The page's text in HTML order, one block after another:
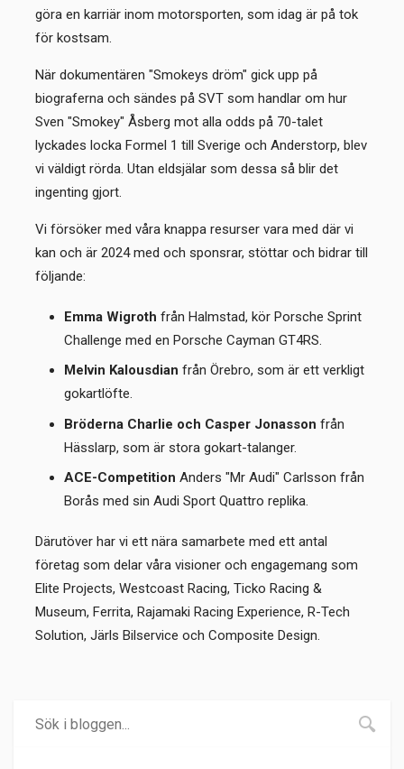
göra en karriär inom motorsporten, som idag är på tok
för kostsam.
När dokumentären "Smokeys dröm" gick upp på
biograferna och sändes på SVT som handlar om hur
Sven "Smokey" Åsberg mot alla odds på 70-talet
lyckades locka Formel 1 till Sverige och Anderstorp, blev
vi väldigt rörda. Utan eldsjälar som dessa så blir det
ingenting gjort.
Vi försöker med våra knappa resurser vara med där vi
kan och är 2024 med och sponsrar, stöttar och bidrar till
följande:
Emma Wigroth från Halmstad, kör Porsche Sprint
Challenge med en Porsche Cayman GT4RS.
Melvin Kalousdian från Örebro, som är ett verkligt
gokartlöfte.
Bröderna Charlie och Casper Jonasson från
Hässlarp, som är stora gokart-talanger.
ACE-Competition Anders "Mr Audi" Carlsson från
Borås med sin Audi Sport Quattro replika.
Därutöver har vi ett nära samarbete med ett antal
företag som delar våra visioner och engagemang som
Elite Projects, Westcoast Racing, Ticko Racing &
Museum, Ferrita, Rajamaki Racing Experience, R-Tech
Solution, Järls Bilservice och Composite Design.